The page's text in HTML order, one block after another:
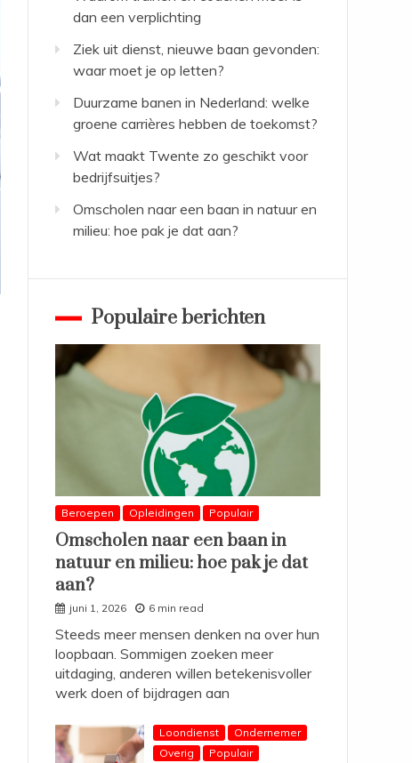
dan een verplichting
Ziek uit dienst, nieuwe baan gevonden:
waar moet je op letten?
Duurzame banen in Nederland: welke
groene carrières hebben de toekomst?
Wat maakt Twente zo geschikt voor
bedrijfsuitjes?
Omscholen naar een baan in natuur en
milieu: hoe pak je dat aan?
Populaire berichten
Beroepen Opleidingen Populair
Omscholen naar een baan in
natuur en milieu: hoe pak je dat
aan?
juni 1, 2026 6 min read
Steeds meer mensen denken na over hun
loopbaan. Sommigen zoeken meer
uitdaging, anderen willen betekenisvoller
werk doen of bijdragen aan
Loondienst
Ondernemer
Overig
Populair